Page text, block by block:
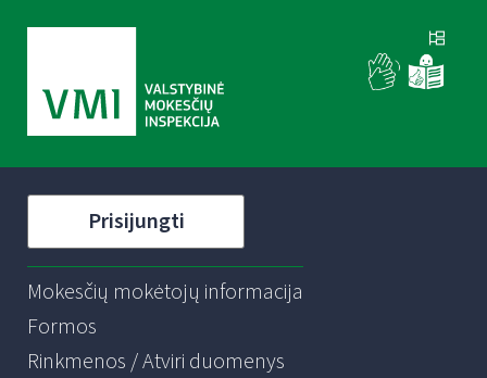
Prisijungti
Mokesčių mokėtojų informacija
Formos
Rinkmenos / Atviri duomenys